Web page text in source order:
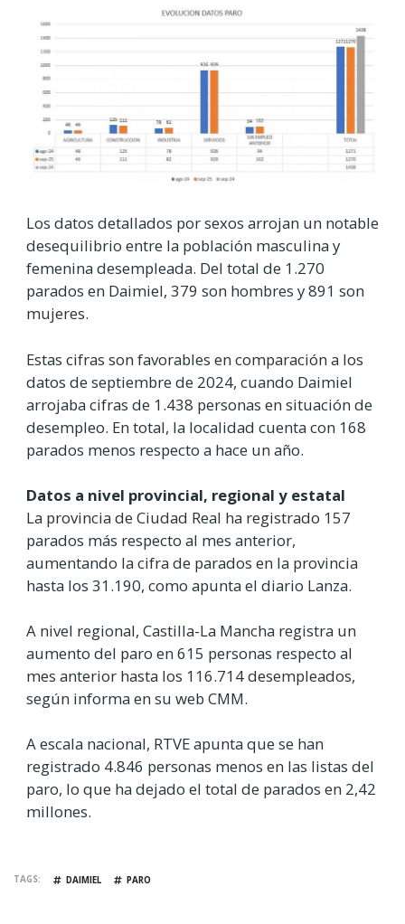
Los datos detallados por sexos arrojan un notable
desequilibrio entre la población masculina y
femenina desempleada. Del total de 1.270
parados en Daimiel, 379 son hombres y 891 son
mujeres.
Estas cifras son favorables en comparación a los
datos de septiembre de 2024, cuando Daimiel
arrojaba cifras de 1.438 personas en situación de
desempleo. En total, la localidad cuenta con 168
parados menos respecto a hace un año.
Datos a nivel provincial, regional y estatal
La provincia de Ciudad Real ha registrado 157
parados más respecto al mes anterior,
aumentando la cifra de parados en la provincia
hasta los 31.190, como apunta el diario Lanza.
A nivel regional, Castilla-La Mancha registra un
aumento del paro en 615 personas respecto al
mes anterior hasta los 116.714 desempleados,
según informa en su web CMM.
A escala nacional, RTVE apunta que se han
registrado 4.846 personas menos en las listas del
paro, lo que ha dejado el total de parados en 2,42
millones.
TAGS DAIMIEL PARO